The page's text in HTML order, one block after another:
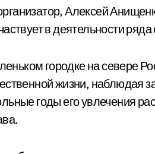
Алексей
в деятельности
городке на севере
жизни, наблюдая
годы его увлечения